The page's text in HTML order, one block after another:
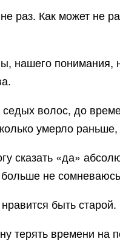
раз. Как может не
нашего
волос, до
умерло
сказать «да»
не
быть
терять времени